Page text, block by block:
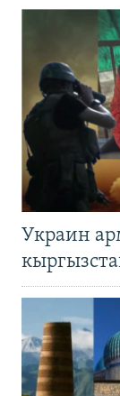
Украин